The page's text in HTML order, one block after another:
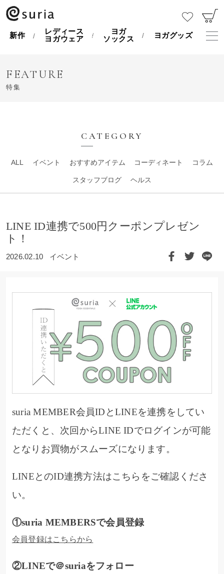
新作
レディース
ヨガウェア
ヨガ
ソックス
ヨガグッズ
FEATURE
特集
CATEGORY
ALL イベント おすすめアイテム コーディネート コラム
スタッフブログ ヘルス
LINE ID連携で500円クーポンプレゼン
ト！
2026.02.10 イベント
suria MEMBER会員IDとLINEを連携をしてい
ただくと、次回からLINE IDでログインが可能
となりお買物がスムーズになります。
LINEとのID連携方法はこちらをご確認くださ
い。
①suria MEMBERSで会員登録
会員登録はこちらから
②LINEで＠suriaをフォロー